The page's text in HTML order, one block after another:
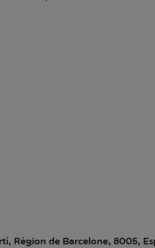
Région de Barcelone, 8005,